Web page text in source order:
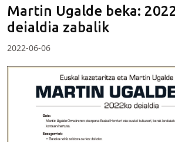
Martin Ugalde beka:
deialdia zabalik
2022-06-06